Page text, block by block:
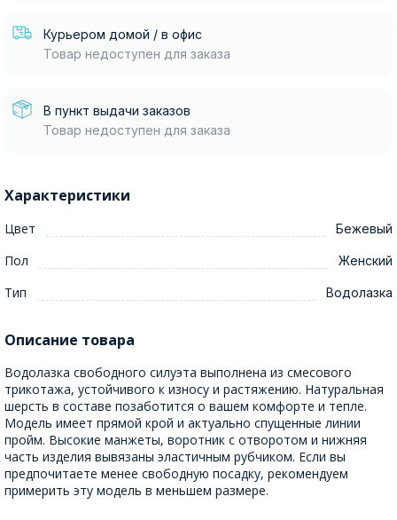
Курьером домой / в офис
Товар недоступен для заказа
В пункт выдачи заказов
Товар недоступен для заказа
Характеристики
Цвет Бежевый
Пол Женский
Тип Водолазка
Описание товара
Водолазка свободного силуэта выполнена из смесового
трикотажа, устойчивого к износу и растяжению. Натуральная
шерсть в составе позаботится о вашем комфорте и тепле.
Модель имеет прямой крой и актуально спущенные линии
пройм. Высокие манжеты, воротник с отворотом и нижняя
часть изделия вывязаны эластичным рубчиком. Если вы
предпочитаете менее свободную посадку, рекомендуем
примерить эту модель в меньшем размере.